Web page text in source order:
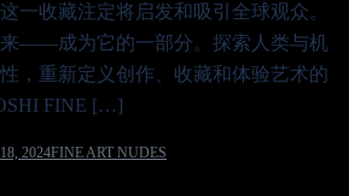
一收藏注定将启发和吸引全球观众。
——成为它的一部分。探索人类与机
，重新定义创作、收藏和体验艺术的
FINE […]
2024FINE ART NUDES